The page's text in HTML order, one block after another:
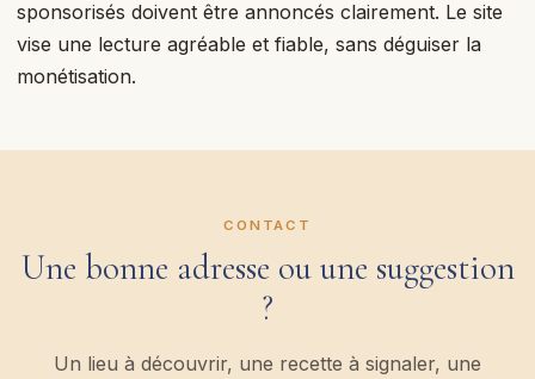
sponsorisés doivent être annoncés clairement. Le site
vise une lecture agréable et fiable, sans déguiser la
monétisation.
CONTACT
Une bonne adresse ou une suggestion
?
Un lieu à découvrir, une recette à signaler, une